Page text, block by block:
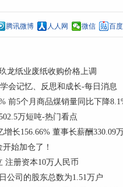
腾讯微博 人人网 微信 百
龙纸业废纸收购价格上调
会记忆、反思和成长-每日消息
前5个月商品煤销量同比下降
万短吨-热门看点
长156.66% 董事长薪酬330.09
始加仓了！
注册资本10万人民币
公司的股东总数为1.51万户